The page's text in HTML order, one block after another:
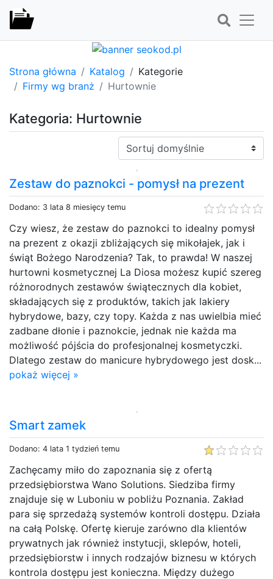
Strona główna Katalog
Kategorie
Firmy wg branż
Hurtownie
Kategoria: Hurtownie
Sortuj:
Zestaw do paznokci - pomysł na prezent
Dodano: 3 lata 8 miesięcy temu
Czy wiesz, że zestaw do paznokci to idealny pomysł
na prezent z okazji zbliżających się mikołajek, jak i
świąt Bożego Narodzenia? Tak, to prawda! W naszej
hurtowni kosmetycznej La Diosa możesz kupić szereg
różnorodnych zestawów świątecznych dla kobiet,
składających się z produktów, takich jak lakiery
hybrydowe, bazy, czy topy. Każda z nas uwielbia mieć
zadbane dłonie i paznokcie, jednak nie każda ma
możliwość pójścia do profesjonalnej kosmetyczki.
Dlatego zestaw do manicure hybrydowego jest dosk...
pokaż więcej »
Smart zamek
Dodano: 4 lata 1 tydzień temu
Zachęcamy miło do zapoznania się z ofertą
przedsiębiorstwa Wano Solutions. Siedziba firmy
znajduje się w Luboniu w pobliżu Poznania. Zakład
para się sprzedażą systemów kontroli dostępu. Działa
na całą Polskę. Ofertę kieruje zarówno dla klientów
prywatnych jak również instytucji, sklepów, hoteli,
przedsiębiorstw i innych rodzajów biznesu w których
kontrola dostępu jest konieczna. Między dużego